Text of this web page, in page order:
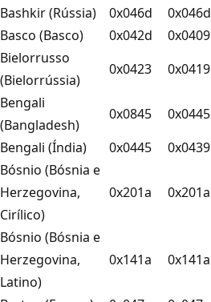
Bashkir (Rússia)
0x046d 0x046d
Basco (Basco)
0x042d 0x0409
Bielorrusso
(Bielorrússia)
0x0423 0x0419
Bengali
(Bangladesh)
0x0845 0x0445
Bengali (Índia)
0x0445 0x0439
Bósnio (Bósnia e
Herzegovina,
Cirílico)
0x201a 0x201a
Bósnio (Bósnia e
Herzegovina,
Latino)
0x141a 0x141a